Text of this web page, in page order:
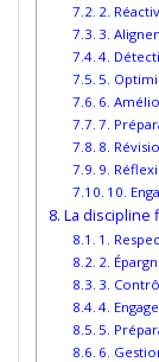
2.
3.
4.
5.
6.
7.
8.
9.
10.
La discipline
1.
2.
3.
4.
5.
6.